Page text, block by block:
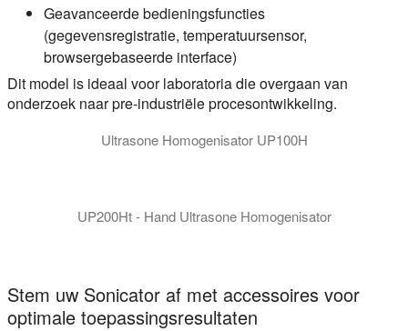
Geavanceerde bedieningsfuncties
(gegevensregistratie, temperatuursensor,
browsergebaseerde interface)
Dit model is ideaal voor laboratoria die overgaan van
onderzoek naar pre-industriële procesontwikkeling.
Ultrasone Homogenisator UP100H
UP200Ht - Hand Ultrasone Homogenisator
Stem uw Sonicator af met accessoires voor
optimale toepassingsresultaten